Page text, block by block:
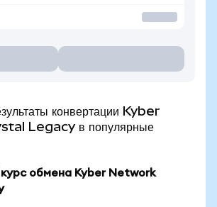
конвертации Kyber
Legacy в популярные
обмена Kyber Network